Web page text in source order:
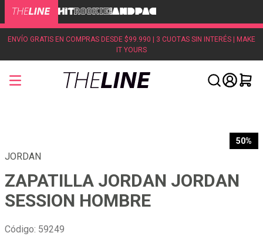
ENVÍO GRATIS EN COMPRAS DESDE $99.990 | 3 CUOTAS SIN INTERÉS | MAKE
IT YOURS
50%
JORDAN
ZAPATILLA JORDAN JORDAN
SESSION HOMBRE
Código: 59249